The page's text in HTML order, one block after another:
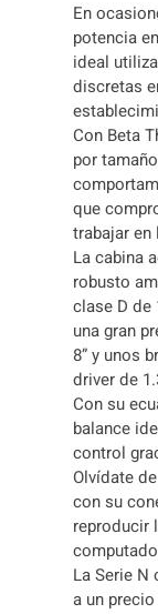
En
potencia
ideal
discretas
Con Beta
por
que
trabajar
La cabina
robusto
clase D de
una gran
8” y unos
driver de
Con su
balance
control
Olvídate
con su
reproducir
La Serie N
a un